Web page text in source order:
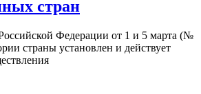
стран
Федерации от 1 и 5 марта (№
страны установлен и действует